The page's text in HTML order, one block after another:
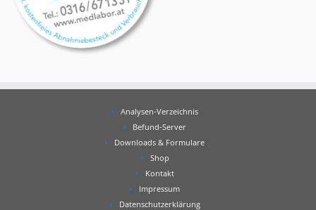
Analysen-Verzeichnis
Befund-Server
Downloads & Formulare
Shop
Kontakt
Impressum
Datenschutzerklärung